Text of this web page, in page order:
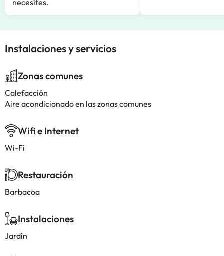
necesites.
Instalaciones y servicios
Zonas comunes
Calefacción
Aire acondicionado en las zonas comunes
Wifi e Internet
Wi-Fi
Restauración
Barbacoa
Instalaciones
Jardín